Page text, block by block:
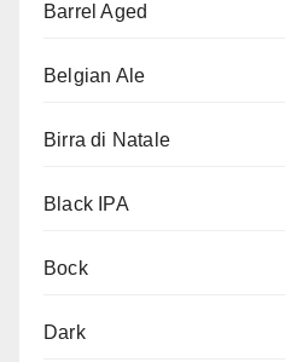
Barrel Aged
Belgian Ale
Birra di Natale
Black IPA
Bock
Dark